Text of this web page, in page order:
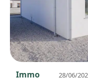
Immo 28/06/